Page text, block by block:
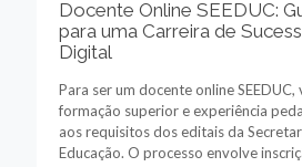
Docente Online SEEDUC:
para uma Carreira de
Digital
Para ser um docente online
formação superior e experiência
aos requisitos dos editais da
Educação. O processo envolve